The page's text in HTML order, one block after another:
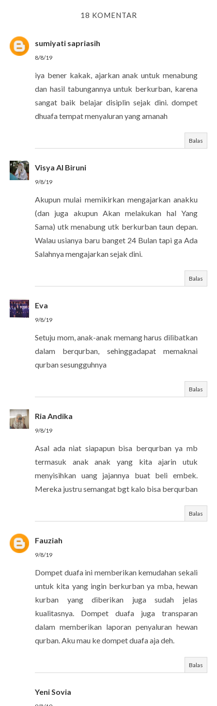
18 KOMENTAR
sumiyati sapriasih
8/8/19
iya bener kakak, ajarkan anak untuk menabung
dan hasil tabungannya untuk berkurban, karena
sangat baik belajar disiplin sejak dini. dompet
dhuafa tempat menyaluran yang amanah
Balas
Visya Al Biruni
9/8/19
Akupun mulai memikirkan mengajarkan anakku
(dan juga akupun Akan melakukan hal Yang
Sama) utk menabung utk berkurban taun depan.
Walau usianya baru banget 24 Bulan tapi ga Ada
Salahnya mengajarkan sejak dini.
Balas
Eva
9/8/19
Setuju mom, anak-anak memang harus dilibatkan
dalam berqurban, sehinggadapat memaknai
qurban sesungguhnya
Balas
Ria Andika
9/8/19
Asal ada niat siapapun bisa berqurban ya mb
termasuk anak anak yang kita ajarin utuk
menyisihkan uang jajannya buat beli embek.
Mereka justru semangat bgt kalo bisa berqurban
Balas
Fauziah
9/8/19
Dompet duafa ini memberikan kemudahan sekali
untuk kita yang ingin berkurban ya mba, hewan
kurban yang diberikan juga sudah jelas
kualitasnya. Dompet duafa juga transparan
dalam memberikan laporan penyaluran hewan
qurban. Aku mau ke dompet duafa aja deh.
Balas
Yeni Sovia